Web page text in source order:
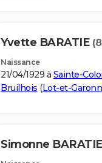
Yvette BARATIE
Naissance
21/04/1929 à Sainte-
Bruilhois (Lot-et-
Simonne BARATIE